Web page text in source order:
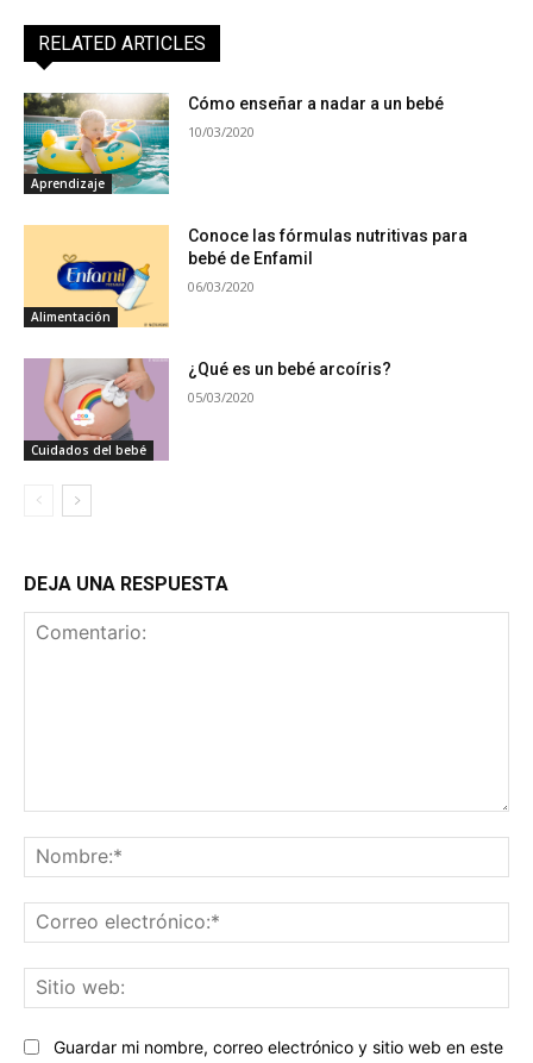
RELATED ARTICLES
Aprendizaje
Cómo enseñar a nadar a un bebé
10/03/2020
Alimentación
Conoce las fórmulas nutritivas para
bebé de Enfamil
06/03/2020
Cuidados del bebé
¿Qué es un bebé arcoíris?
05/03/2020
DEJA UNA RESPUESTA
Guardar mi nombre, correo electrónico y sitio web en este